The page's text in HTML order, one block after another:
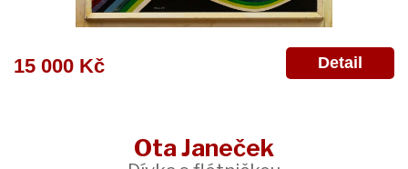
15 000 Kč Detail
Ota Janeček